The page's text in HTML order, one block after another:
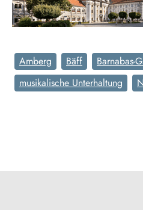
Amberg Bäff Barnabas-
musikalische Unterhaltung